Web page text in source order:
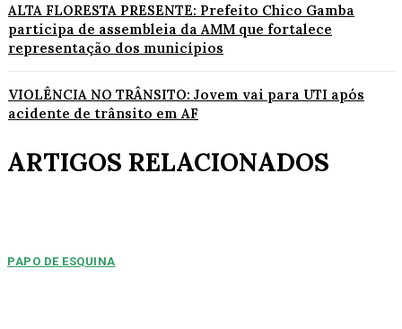
ALTA FLORESTA PRESENTE: Prefeito Chico Gamba
participa de assembleia da AMM que fortalece
representação dos municípios
VIOLÊNCIA NO TRÂNSITO: Jovem vai para UTI após
acidente de trânsito em AF
ARTIGOS RELACIONADOS
PAPO DE ESQUINA